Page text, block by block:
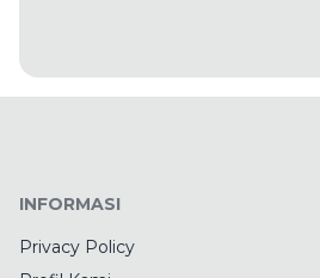
INFORMASI
Privacy Policy